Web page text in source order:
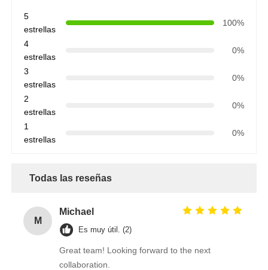
5
estrellas
100%
4
estrellas
0%
3
estrellas
0%
2
estrellas
0%
1
estrellas
0%
Todas las reseñas
M
Michael
Es muy útil. (2)
Great team! Looking forward to the next
collaboration.